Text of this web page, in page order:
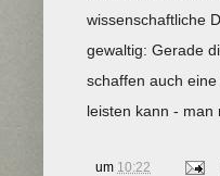
wissenschaftliche
gewaltig: Gerade
schaffen auch
leisten kann - man
um 10:22